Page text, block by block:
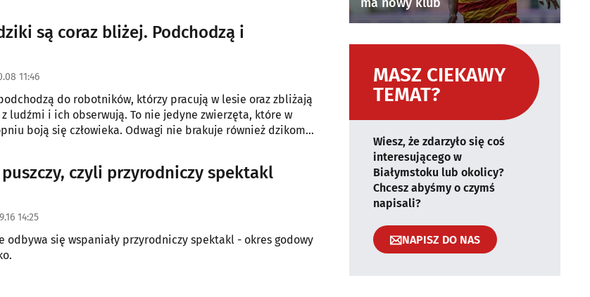
są coraz bliżej. Podchodzą i
11:46
do robotników, którzy pracują w lesie oraz zbliżają
ludźmi i ich obserwują. To nie jedyne zwierzęta, które w
boją się człowieka. Odwagi nie brakuje również dzikom
czyli przyrodniczy spektakl
14:25
odbywa się wspaniały przyrodniczy spektakl - okres godowy
MASZ CIEKAWY
TEMAT?
Wiesz, że zdarzyło się coś
interesującego w
Białymstoku lub okolicy?
Chcesz abyśmy o czymś
napisali?
NAPISZ DO NAS